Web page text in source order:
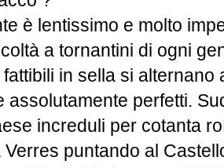
è lentissimo e molto
a tornantini di ogni
in sella si
assolutamente perfetti.
increduli per cotanta
puntando al